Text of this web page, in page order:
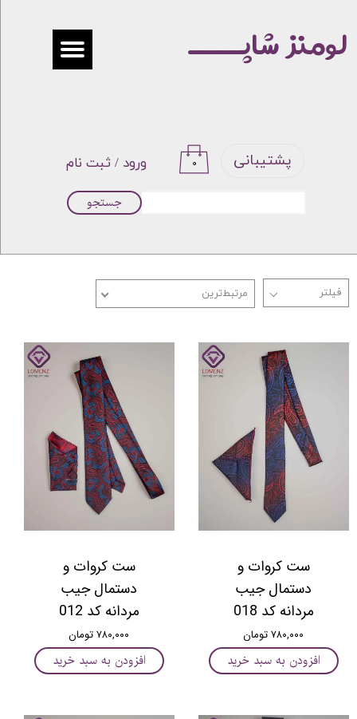
ورود / ثبت نام
حساب کاربری من
خروج از حساب کاربری
۰ پشتیبانی
جستجو
لومنز شاپـــــ
مرتبط‌ترین
ست کروات و
دستمال جیب
مردانه کد 018
۷۸۰,۰۰۰ تومان
افزودن به سبد خرید
ست کروات و
دستمال جیب
مردانه کد 012
۷۸۰,۰۰۰ تومان
افزودن به سبد خرید